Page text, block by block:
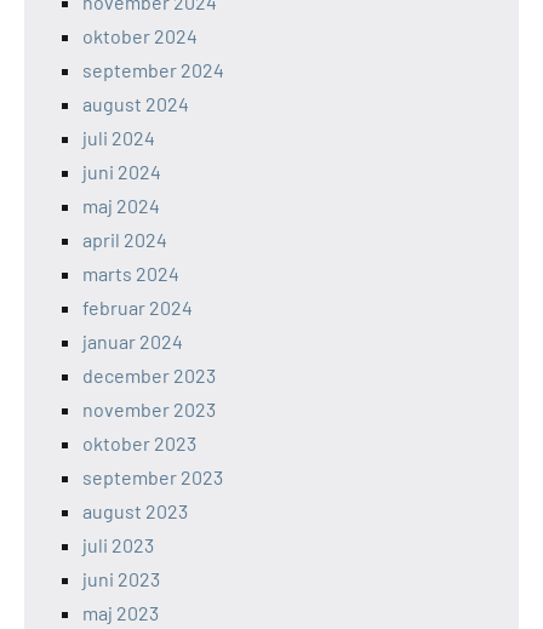
oktober 2024
september 2024
august 2024
juli 2024
juni 2024
maj 2024
april 2024
marts 2024
februar 2024
januar 2024
december 2023
november 2023
oktober 2023
september 2023
august 2023
juli 2023
juni 2023
maj 2023